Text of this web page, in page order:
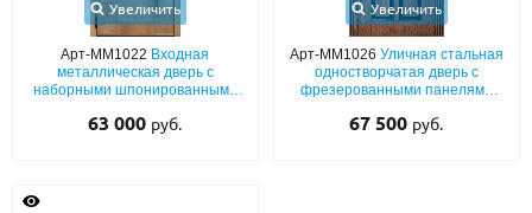
Увеличить
Арт-ММ1022 Входная
металлическая дверь с
наборными шпонированными
вертикальной ручкой
63 000 руб.
Увеличить
Арт-ММ1026 Уличная стальная
одностворчатая дверь с
фрезерованными панелями
терморазрывом)
67 500 руб.